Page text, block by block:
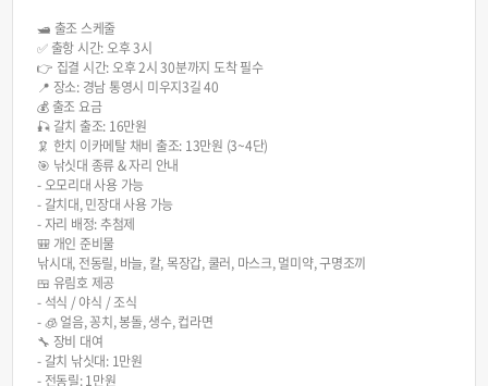
🛥️ 출조 스케줄
✅ 출항 시간: 오후 3시
👉 집결 시간: 오후 2시 30분까지 도착 필수
📍 장소: 경남 통영시 미우지3길 40
💰 출조 요금
🎣 갈치 출조: 16만원
🦑 한치 이카메탈 채비 출조: 13만원 (3~4단)
🎯 낚싯대 종류 & 자리 안내
- 오모리대 사용 가능
- 갈치대, 민장대 사용 가능
- 자리 배정: 추첨제
🎒 개인 준비물
낚시대, 전동릴, 바늘, 칼, 목장갑, 쿨러, 마스크, 멀미약, 구명조끼
🍱 유림호 제공
- 석식 / 야식 / 조식
- 🧊 얼음, 꽁치, 봉돌, 생수, 컵라면
🔧 장비 대여
- 갈치 낚싯대: 1만원
- 전동릴: 1만원